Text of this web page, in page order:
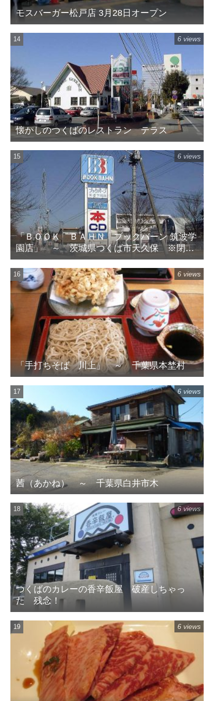
モスバーガー松戸店 3月28日オープン
懐かしのつくばのレストラン テラス
6 views
「ＢＯＯＫ ＢＡＨＮ ブックバーン 筑波学
園店」 ～ 茨城県つくば市天久保 ※閉店
してます
6 views
「手打ちそば 川上」 ～ 千葉県本埜村
6 views
茜（あかね） ～ 千葉県白井市木
6 views
つくばのカレーの香辛飯屋 破産しちゃっ
た 残念！
6 views
6 views